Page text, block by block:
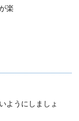
楽
ようにしましょ